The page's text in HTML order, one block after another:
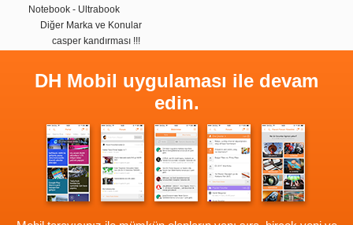
Notebook - Ultrabook
Diğer Marka ve Konular
casper kandırması !!!
DH Mobil uygulaması ile devam
edin.